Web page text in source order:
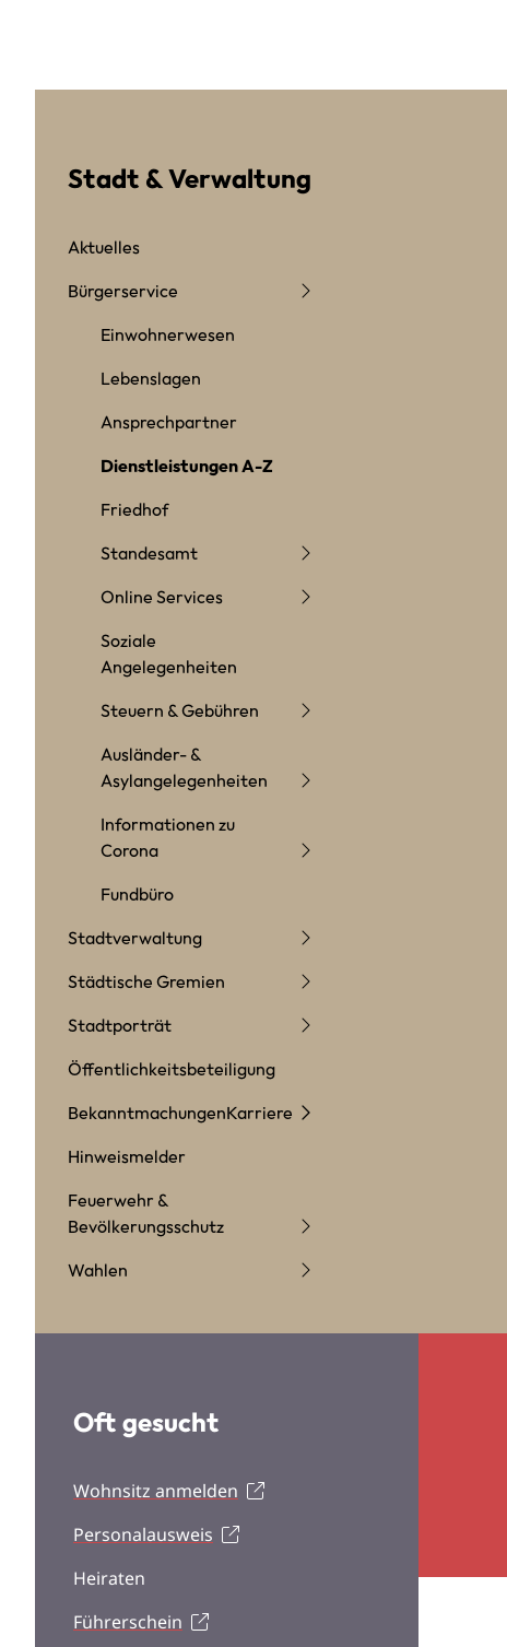
Stadt & Verwaltung
Aktuelles
Bürgerservice
Einwohnerwesen
Lebenslagen
Ansprechpartner
Dienstleistungen A-Z
Friedhof
Standesamt
Online Services
Soziale
Angelegenheiten
Steuern & Gebühren
Ausländer- &
Asylangelegenheiten
Informationen zu
Corona
Fundbüro
Stadtverwaltung
Städtische Gremien
Stadtporträt
Öffentlichkeitsbeteiligung
BekanntmachungenKarriere
Hinweismelder
Feuerwehr &
Bevölkerungsschutz
Wahlen
Oft gesucht
Wohnsitz anmelden
Personalausweis
Heiraten
Führerschein